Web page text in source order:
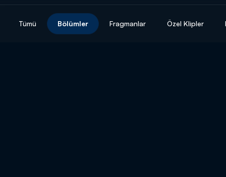
Tümü Bölümler Fragmanlar Özel Klipler